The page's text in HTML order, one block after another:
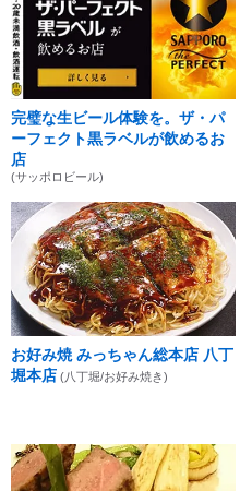
完璧な生ビール体験を。ザ・パ
ーフェクト黒ラベルが飲めるお
店
(サッポロビール)
お好み焼 みっちゃん総本店 八丁
堀本店 (八丁堀/お好み焼き)